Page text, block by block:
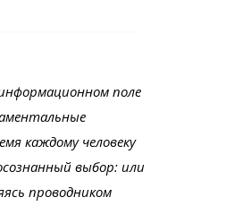
поле
каждому человеку
выбор: или
проводником